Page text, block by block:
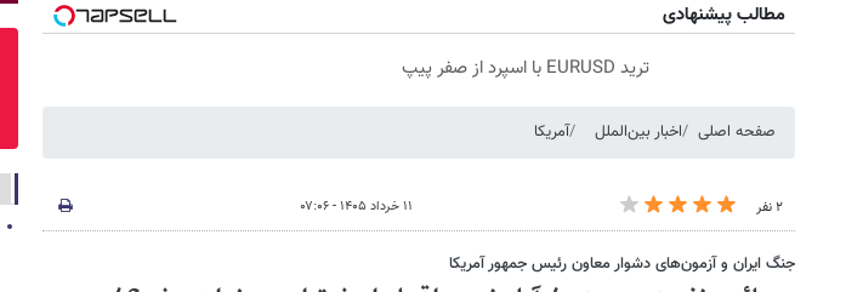
مطالب پیشنهادی
ترید EURUSD با اسپرد از صفر پیپ
صفحه اصلی اخبار بین‌الملل آمریکا
۲ نفر ۱۱ خرداد ۱۴۰۵ - ۰۷:۰۶
جنگ ایران و آزمون‌های دشوار معاون رئیس جمهور آمریکا